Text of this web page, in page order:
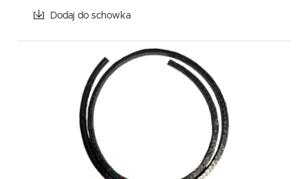
Dodaj do schowka